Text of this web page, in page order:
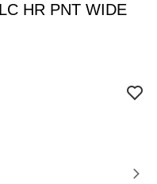
HR PNT WIDE